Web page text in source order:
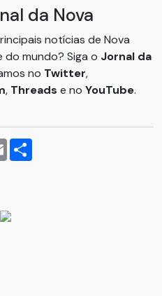
da Nova
notícias de Nova
do mundo? Siga o Jornal da
no Twitter,
, Threads e no YouTube.
Email